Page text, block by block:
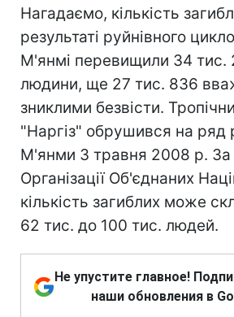
Нагадаємо, кількість
результаті руйнівного
М'янмі перевищили 34 тис.
людини, ще 27 тис. 836
зниклими безвісти.
"Наргіз" обрушився на ряд
М'янми 3 травня 2008 р. За
Організації Об'єднаних
кількість загиблих може
62 тис. до 100 тис. людей.
Не упустите главное!
наши обновления в